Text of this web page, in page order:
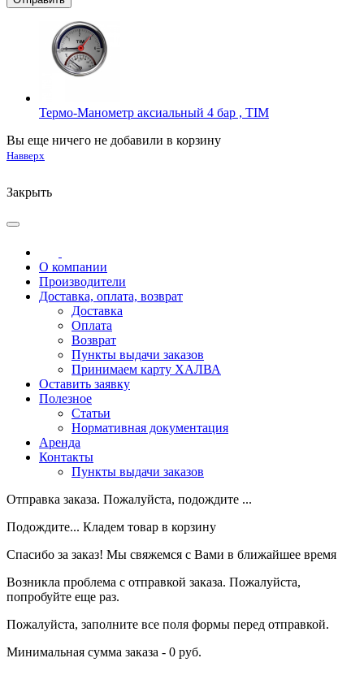
Термо-Манометр аксиальный 4 бар , TIM
Вы еще ничего не добавили в корзину
Навверх
Закрыть
О компании
Производители
Доставка, оплата, возврат
Доставка
Оплата
Возврат
Пункты выдачи заказов
Принимаем карту ХАЛВА
Оставить заявку
Полезное
Статьи
Нормативная документация
Аренда
Контакты
Пункты выдачи заказов
Отправка заказа. Пожалуйста, подождите ...
Подождите... Кладем товар в корзину
Спасибо за заказ! Мы свяжемся с Вами в ближайшее время
Возникла проблема с отправкой заказа. Пожалуйста,
попробуйте еще раз.
Пожалуйста, заполните все поля формы перед отправкой.
Минимальная сумма заказа - 0 руб.